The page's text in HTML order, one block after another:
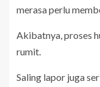
merasa perlu
Akibatnya, proses
rumit.
Saling lapor juga